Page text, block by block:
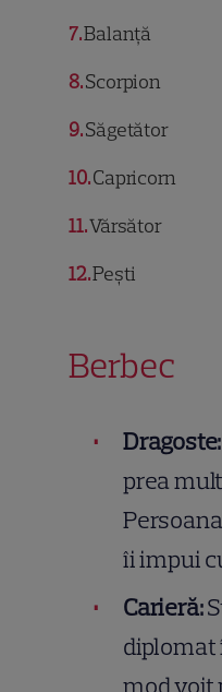
7Balanță
8Scorpion
9Săgetător
10Capricorn
11Vărsător
12Pești
Berbec
Dragoste:
prea
îi impui
Carieră:
diplomat